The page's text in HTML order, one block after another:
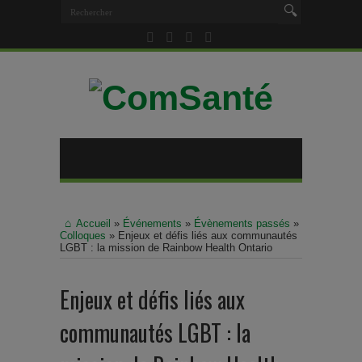
Accueil » Événements » Évènements passés »
Colloques » Enjeux et défis liés aux communautés
LGBT : la mission de Rainbow Health Ontario
Enjeux et défis liés aux
communautés LGBT : la